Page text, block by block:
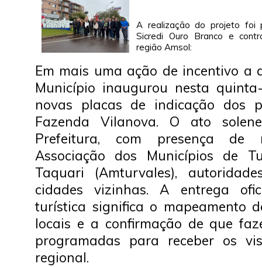
A realização do projeto foi
Sicredi Ouro Branco e
região Amsol:
Em mais uma ação de incentivo a
Município inaugurou nesta
novas placas de indicação dos
Fazenda Vilanova. O ato
Prefeitura, com presença de
Associação dos Municípios de
Taquari (Amturvales),
cidades vizinhas. A entrega
turística significa o mapeamento
locais e a confirmação de que
programadas para receber os
regional.